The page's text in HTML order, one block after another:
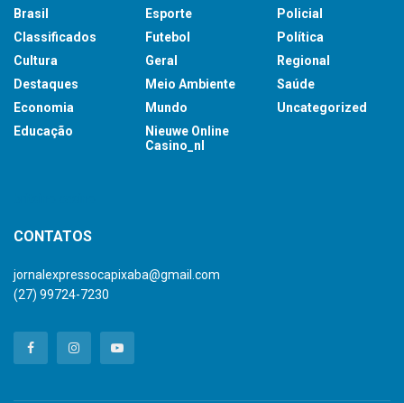
Brasil
Classificados
Cultura
Destaques
Economia
Educação
Esporte
Futebol
Geral
Meio Ambiente
Mundo
Nieuwe Online
Casino_nl
Policial
Política
Regional
Saúde
Uncategorized
CONTATOS
jornalexpressocapixaba@gmail.com
(27) 99724-7230